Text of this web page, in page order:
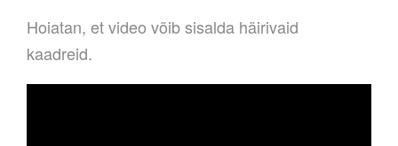
Hoiatan, et video võib sisalda häirivaid
kaadreid.